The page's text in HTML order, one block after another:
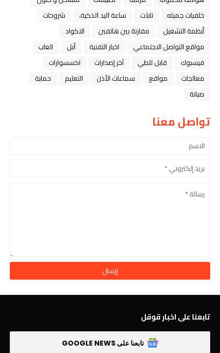
خلفيات جميله
تابلت ﺳﺎﻋﺔ ﺍﻟﻴﺪ ﺍﻟﺬﻛﻴﺔ،
شروحات
أنظمة التشغيل
مقارنة بين هاتفين
الاكواد
مواقع التواصل الاجتماعي
اخبار التقنية ﺁﺑﻞ
العاب
فيسبوك
قابل للطي آخر إصدارات
اكسسوارات
معالجات
مواقع سماعات الأذن التعليم
حماية
صيانة
تواصل معنا
تابعنا على اخبار قوقل
تابعنا على GOOGLE NEWS